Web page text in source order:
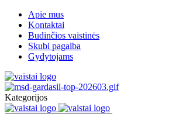
Apie mus
Kontaktai
Budinčios vaistinės
Skubi pagalba
Gydytojams
Kategorijos